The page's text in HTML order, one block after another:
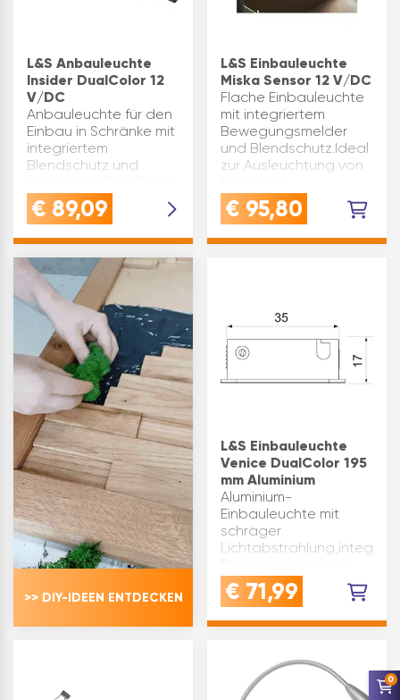
L&S Anbauleuchte
Insider DualColor 12
V/DC
Anbauleuchte für den
Einbau in Schränke mit
integriertem
Blendschutz und
Technik und
Bewegungsmelder.Durch
wird das Licht in den
Schrankinnenraum
geleit…
€ 89,09
L&S Einbauleuchte
Miska Sensor 12 V/DC
Flache Einbauleuchte
mit integriertem
Bewegungsmelder
und Blendschutz.Ideal
zur Ausleuchtung von
Erfassungsbereich: 2,5
mEinschaltzeit: Der
schaltet bei
€ 95,80
>> DIY-IDEEN ENTDECKEN
L&S Einbauleuchte
Venice DualColor 195
mm Aluminium
Aluminium-
Einbauleuchte mit
schräger
und innovativer
DualColor Technik.
Lichtfarben 3000K
neutralweiß in einer …
€ 71,99
0